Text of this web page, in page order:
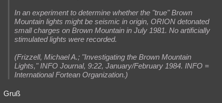
In an experiment to determine whether the "true" Brown
Mountain lights might be seismic in origin, ORION detonated
small charges on Brown Mountain in July 1981. No artificially
stimulated lights were recorded.
(Frizzell, Michael A.; "Investigating the Brown Mountain
Lights," INFO Journal, 9:22, January/February 1984. INFO =
International Fortean Organization.)
Gruß